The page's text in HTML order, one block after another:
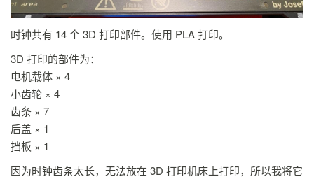
时钟共有 14 个 3D 打印部件。使用 PLA 打印。
3D 打印的部件为：
电机载体 × 4
小齿轮 × 4
齿条 × 7
后盖 × 1
挡板 × 1
因为时钟齿条太长，无法放在 3D 打印机床上打印，所以我将它